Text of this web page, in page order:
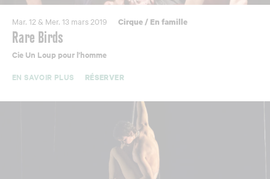
Mar. 12 & Mer. 13 mars 2019 Cirque/ En famille
Rare Birds
Cie Un Loup pour l’homme
EN SAVOIR PLUS
RÉSERVER